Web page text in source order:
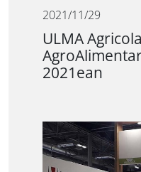
2021/11/29
ULMA
2021ean